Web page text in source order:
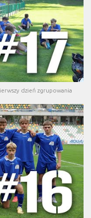
dzień zgrupowania